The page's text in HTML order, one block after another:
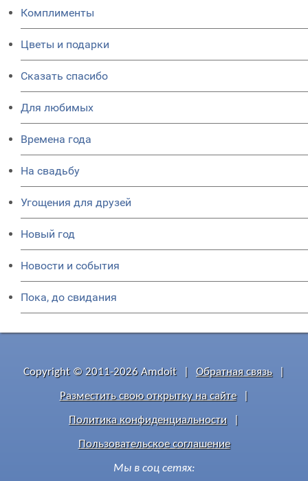
Комплименты
Цветы и подарки
Сказать спасибо
Для любимых
Времена года
На свадьбу
Угощения для друзей
Новый год
Новости и события
Пока, до свидания
Copyright © 2011-2026 Amdoit Обратная связь
Разместить свою открытку на сайте
Политика конфиденциальности
Пользовательское соглашение
Мы в соц сетях: